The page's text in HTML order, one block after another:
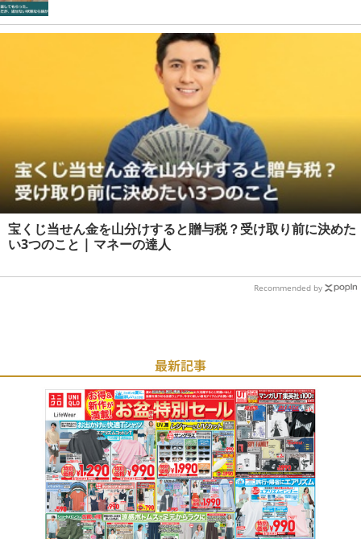
宝くじ当せん金を山分けすると贈与税？受け取り前に決めた
い3つのこと | マネーの達人
Recommended by
最新記事